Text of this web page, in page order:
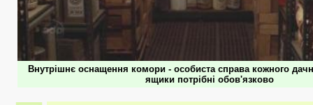
Внутрішнє оснащення комори - особиста справа кожного
ящики потрібні обов'язково